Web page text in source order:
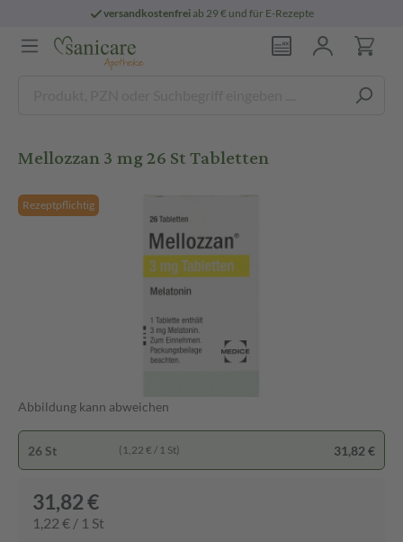
versandkostenfreiab 29 € und für E-Rezepte
Mellozzan 3 mg 26 St Tabletten
Rezeptpflichtig
Abbildung kann abweichen
26 St (1,22 € / 1 St) 31,82 €
31,82 €
1,22 € / 1 St